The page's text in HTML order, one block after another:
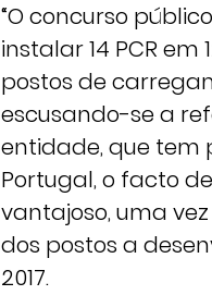
“O concurso
instalar 14 PCR
postos de
escusando-se a
entidade, que tem
Portugal, o facto
vantajoso, uma
dos postos a
2017.